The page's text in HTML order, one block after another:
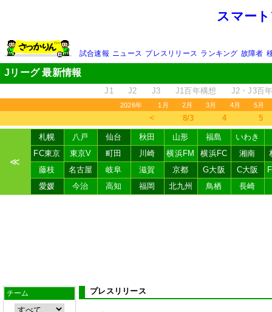
スマー
試合速報 ニュース プレスリリース ランキング 故障者
Jリーグ 最新情報
J1 J2 J3 J1百年構想 J2・J3百
2026年 1月 2月 3月 4月 5月
＜ 8/3 4 5
≪
札幌 八戸 仙台 秋田 山形 福島
いわき
FC東京
東京V 町田 川崎 横浜FM 横浜FC 湘南
藤枝
名古屋 岐阜 滋賀 京都 G大阪 C大阪
愛媛
今治 高知 福岡 北九州 鳥栖 長崎
チーム プレスリリース